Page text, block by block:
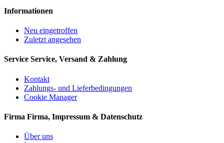
Informationen
Neu eingetroffen
Zuletzt angesehen
Service Service, Versand & Zahlung
Kontakt
Zahlungs- und Lieferbedingungen
Cookie Manager
Firma Firma, Impressum & Datenschutz
Über uns